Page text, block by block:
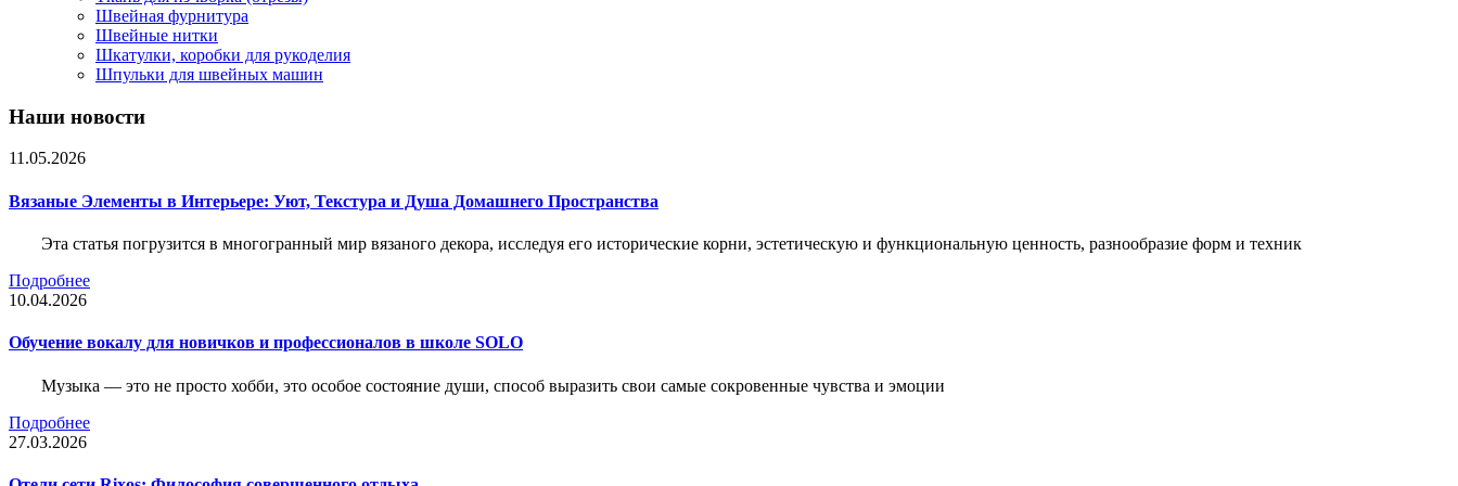
Швейная фурнитура
Швейные нитки
Шкатулки, коробки для рукоделия
Шпульки для швейных машин
Наши новости
11.05.2026
Вязаные Элементы в Интерьере: Уют, Текстура и Душа Домашнего Пространства
Эта статья погрузится в многогранный мир вязаного декора, исследуя его исторические корни, эстетическую и функциональную ценность, разнообразие форм и техник
Подробнее
10.04.2026
Обучение вокалу для новичков и профессионалов в школе SOLO
Музыка — это не просто хобби, это особое состояние души, способ выразить свои самые сокровенные чувства и эмоции
Подробнее
27.03.2026